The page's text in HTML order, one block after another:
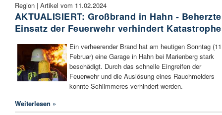
Region | Artikel vom 11.02.2024
AKTUALISIERT: Großbrand in Hahn -
Einsatz der Feuerwehr verhindert Katastrophe
Ein verheerender Brand hat am heutigen Sonntag
Februar) eine Garage in Hahn bei Marienberg stark
beschädigt. Durch das schnelle Eingreifen der
Feuerwehr und die Auslösung eines Rauchmelders
konnte Schlimmeres verhindert werden.
Weiterlesen »